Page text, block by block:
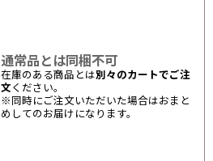
通常品とは同梱不可
在庫のある商品とは別々のカートでご注
文 ください。
※同時にご注文いただいた場合はおまと
めしてのお届けになります。